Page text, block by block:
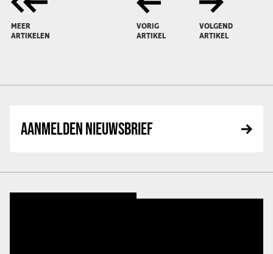
MEER
ARTIKELEN
VORIG
ARTIKEL
VOLGEND
ARTIKEL
AANMELDEN NIEUWSBRIEF